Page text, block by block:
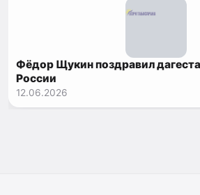
Фёдор Щукин поздравил
России
12.06.2026